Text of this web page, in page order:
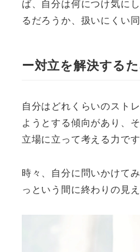
ば、自分は何につけ気に
るだろうか、扱いにくい
ー対立を解決する
自分はどれくらいのスト
ようとする傾向があり、
立場に立って考える力で
時々、自分に問いかけて
っという間に終わりの見